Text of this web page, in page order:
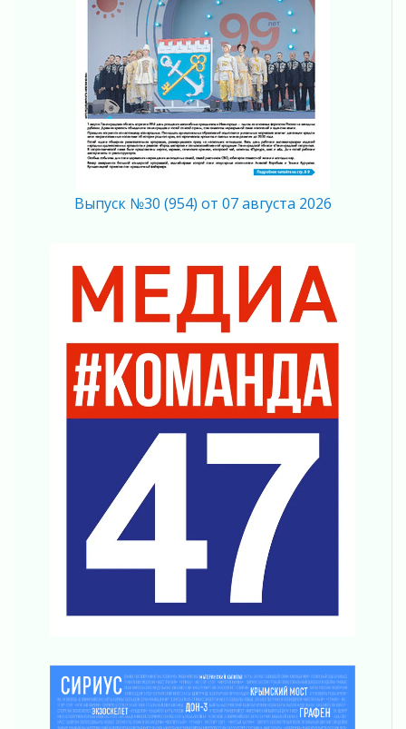
04 августа 2026
Вниманию автомобилистов!
04 августа 2026
Память, сталь и музыка
04 августа 2026
Регион готовится к выборам
04 августа 2026
Никакого принуждения, только письменное
согласие
04 августа 2026
Важная информация
04 августа 2026
Что делать со сбережениями
04 августа 2026
Награды нашли строителей
03 августа 2026
Ленобласть повышает производительность
Поддержка волонтерских объединений
03 августа 2026
Ладожский мост полностью закроют на два
Музеи Ленобласти обновляют пространства
Часть медиков в Ленобласти сможет
рассчитывать на доплату от региона
03 августа 2026
Выпуск №30 (954) от 07 августа 2026